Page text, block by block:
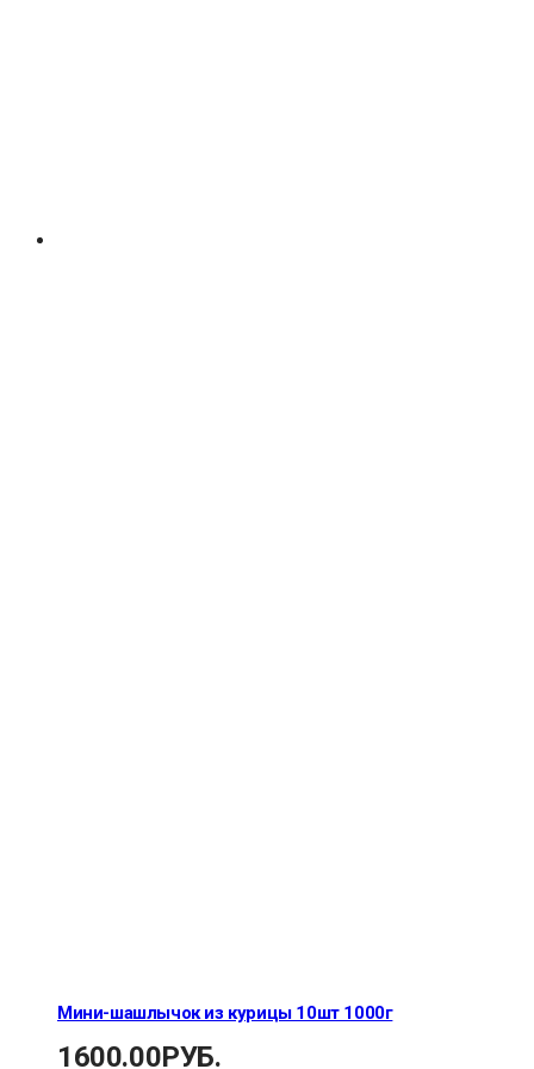
Мини-шашлычок из курицы 10шт 1000г
1600.00РУБ.